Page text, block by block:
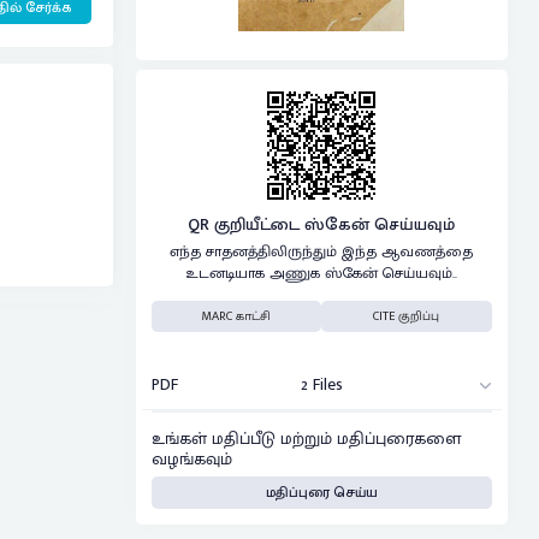
சேர்க்க
QR குறியீட்டை ஸ்கேன் செய்யவும்
எந்த சாதனத்திலிருந்தும் இந்த ஆவணத்தை
உடனடியாக அணுக ஸ்கேன் செய்யவும்..
MARC காட்சி CITE குறிப்பு
PDF 2 Files
உங்கள் மதிப்பீடு மற்றும் மதிப்புரைகளை
வழங்கவும்
மதிப்புரை செய்ய